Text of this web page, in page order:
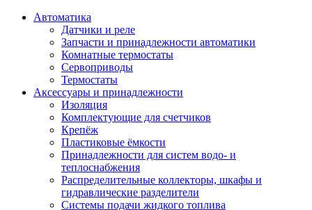
Автоматика
Датчики и реле
Запчасти и принадлежности автоматики
Комнатные термостаты
Сервоприводы
Термостаты
Аксессуары и принадлежности
Изоляция
Комплектующие для счетчиков
Крепёж
Пластиковые ёмкости
Принадлежности для систем водо- и
теплоснабжения
Распределительные коллекторы, шкафы и
гидравлические разделители
Системы подачи жидкого топлива